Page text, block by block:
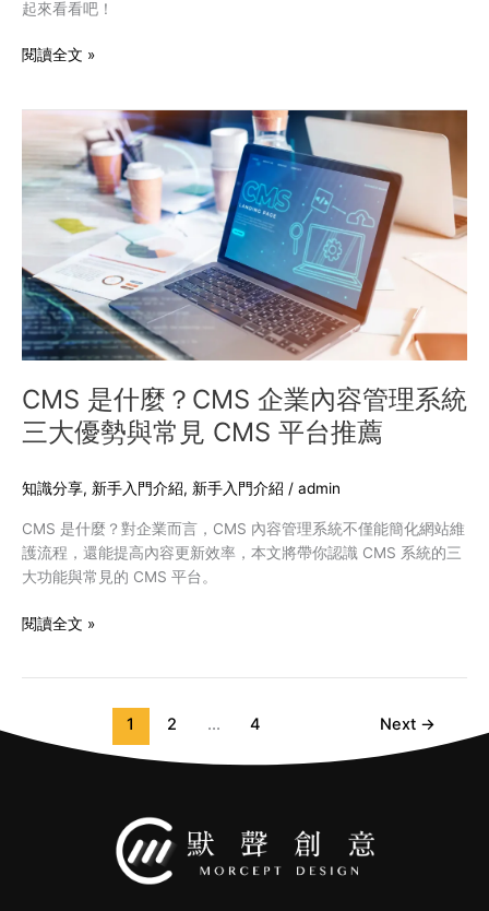
起來看看吧！
計
要
閱讀全文 »
CMS 是什麼？CMS 企業內容管理系統
三大優勢與常見 CMS 平台推薦
知識分享, 新手入門介紹, 新手入門介紹 / admin
CMS 是什麼？對企業而言，CMS 內容管理系統不僅能簡化網站維
護流程，還能提高內容更新效率，本文將帶你認識 CMS 系統的三
大功能與常見的 CMS 平台。
是
什
麼？
CMS
業
內
容
管
理
系
統
三
優
與
常
見
平
推
閱讀全文 »
1 2 ... 4 Next →